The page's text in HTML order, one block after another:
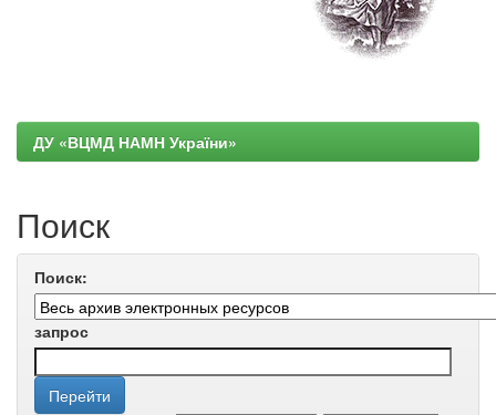
ДУ «ВЦМД НАМН України»
Поиск
Поиск:
запрос